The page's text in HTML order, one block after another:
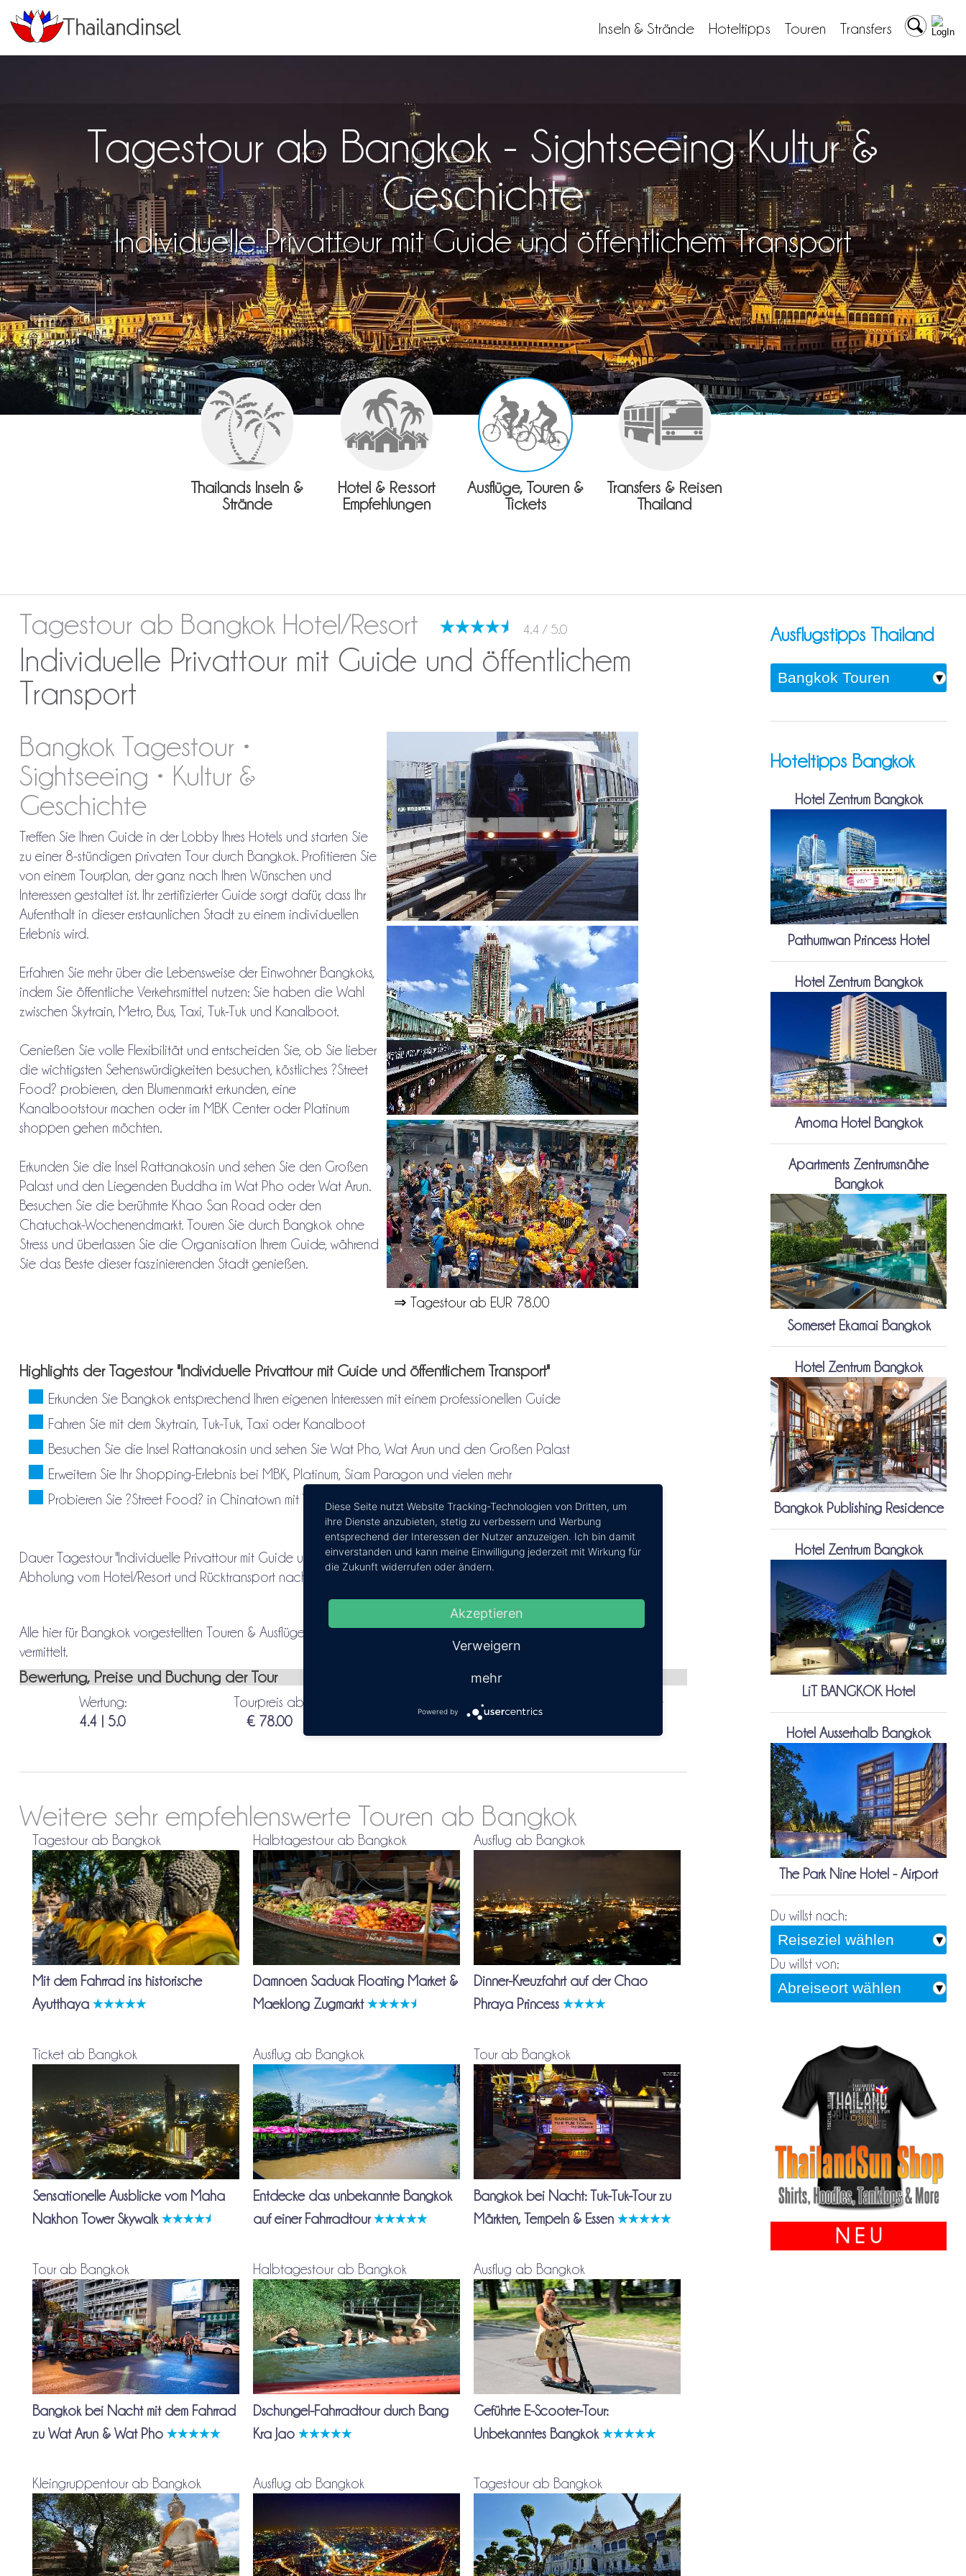
Transfers
Touren
Hoteltipps
Inseln & Strände
Tagestour ab Bangkok - Sightseeing Kultur &
Geschichte
Individuelle Privattour mit Guide und öffentlichem Transport
Thailands Inseln &
Strände
Hotel & Ressort
Empfehlungen
Ausflüge, Touren &
Tickets
Transfers & Reisen
Thailand
Tagestour ab Bangkok Hotel/Resort 4.4 / 5.0
Individuelle Privattour mit Guide und öffentlichem
Transport
⇒ Tagestour ab EUR 78.00
Bangkok Tagestour •
Sightseeing • Kultur &
Geschichte
Treffen Sie Ihren Guide in der Lobby Ihres Hotels und starten Sie
zu einer 8-stündigen privaten Tour durch Bangkok. Profitieren Sie
von einem Tourplan, der ganz nach Ihren Wünschen und
Interessen gestaltet ist. Ihr zertifizierter Guide sorgt dafür, dass Ihr
Aufenthalt in dieser erstaunlichen Stadt zu einem individuellen
Erlebnis wird.
Erfahren Sie mehr über die Lebensweise der Einwohner Bangkoks,
indem Sie öffentliche Verkehrsmittel nutzen: Sie haben die Wahl
zwischen Skytrain, Metro, Bus, Taxi, Tuk-Tuk und Kanalboot.
Genießen Sie volle Flexibilität und entscheiden Sie, ob Sie lieber
die wichtigsten Sehenswürdigkeiten besuchen, köstliches ?Street
Food? probieren, den Blumenmarkt erkunden, eine
Kanalbootstour machen oder im MBK Center oder Platinum
shoppen gehen möchten.
Erkunden Sie die Insel Rattanakosin und sehen Sie den Großen
Palast und den Liegenden Buddha im Wat Pho oder Wat Arun.
Besuchen Sie die berühmte Khao San Road oder den
Chatuchak-Wochenendmarkt. Touren Sie durch Bangkok ohne
Stress und überlassen Sie die Organisation Ihrem Guide, während
Sie das Beste dieser faszinierenden Stadt genießen.
Highlights der Tagestour "Individuelle Privattour mit Guide und öffentlichem Transport"
Erkunden Sie Bangkok entsprechend Ihren eigenen Interessen mit einem professionellen Guide
Fahren Sie mit dem Skytrain, Tuk-Tuk, Taxi oder Kanalboot
Besuchen Sie die Insel Rattanakosin und sehen Sie Wat Pho, Wat Arun und den Großen Palast
Erweitern Sie Ihr Shopping-Erlebnis bei MBK, Platinum, Siam Paragon und vielen mehr
Probieren Sie ?Street Food? in Chinatown mit Vorschlägen Ihres Guides
Dauer Tagestour "Individuelle Privattour mit Guide und öffentlichem Transport" ca. 8 Stunden
Abholung vom Hotel/Resort und Rücktransport nach Ende inklusive!
Alle hier für Bangkok vorgestellten Touren & Ausflüge werden von unserem zuverlässigen PartnerGET YOUR GUIDE
vermittelt.
Bewertung, Preise und Buchung der Tour
Wertung:
4.4 | 5.0
Tourpreis ab:
€ 78.00
Evt. sind Sonderpreise
Weitere sehr empfehlenswerte Touren ab Bangkok
Tagestour ab Bangkok
Mit dem Fahrrad ins historische
Ayutthaya
Halbtagestour ab Bangkok
Damnoen Saduak Floating Market &
Maeklong Zugmarkt
Ausflug ab Bangkok
Dinner-Kreuzfahrt auf der Chao
Phraya Princess
Ticket ab Bangkok
Sensationelle Ausblicke vom Maha
Nakhon Tower Skywalk
Ausflug ab Bangkok
Entdecke das unbekannte Bangkok
auf einer Fahrradtour
Tour ab Bangkok
Bangkok bei Nacht: Tuk-Tuk-Tour zu
Märkten, Tempeln & Essen
Tour ab Bangkok
Bangkok bei Nacht mit dem Fahrrad
zu Wat Arun & Wat Pho
Halbtagestour ab Bangkok
Dschungel-Fahrradtour durch Bang
Kra Jao
Ausflug ab Bangkok
Geführte E-Scooter-Tour:
Unbekanntes Bangkok
Kleingruppentour ab Bangkok Ausflug ab Bangkok Tagestour ab Bangkok
Ausflugstipps Thailand
Hoteltipps Bangkok
Hotel Zentrum Bangkok
Pathumwan Princess Hotel
Hotel Zentrum Bangkok
Arnoma Hotel Bangkok
Apartments Zentrumsnähe
Bangkok
Somerset Ekamai Bangkok
Hotel Zentrum Bangkok
Bangkok Publishing Residence
Hotel Zentrum Bangkok
LiT BANGKOK Hotel
Hotel Ausserhalb Bangkok
The Park Nine Hotel - Airport
Du willst nach:
Du willst von:
N E U
Diese Seite nutzt Website Tracking-Technologien von Dritten, um
ihre Dienste anzubieten, stetig zu verbessern und Werbung
entsprechend der Interessen der Nutzer anzuzeigen. Ich bin damit
einverstanden und kann meine Einwilligung jederzeit mit Wirkung für
die Zukunft widerrufen oder ändern.
Akzeptieren
Verweigern
mehr
Powered by